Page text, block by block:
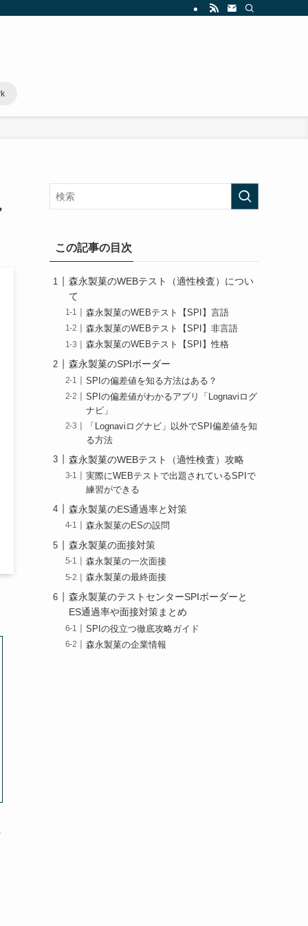
この記事の目次
森永製菓のWEBテスト（適性検査）につい
て
森永製菓のWEBテスト【SPI】言語
森永製菓のWEBテスト【SPI】非言語
森永製菓のWEBテスト【SPI】性格
森永製菓のSPIボーダー
SPIの偏差値を知る方法はある？
SPIの偏差値がわかるアプリ「Lognaviログ
ナビ」
「Lognaviログナビ」以外でSPI偏差値を知
る方法
森永製菓のWEBテスト（適性検査）攻略
実際にWEBテストで出題されているSPIで
練習ができる
森永製菓のES通過率と対策
森永製菓のESの設問
森永製菓の面接対策
森永製菓の一次面接
森永製菓の最終面接
森永製菓のテストセンターSPIボーダーと
ES通過率や面接対策まとめ
SPIの役立つ徹底攻略ガイド
森永製菓の企業情報